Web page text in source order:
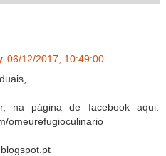
06/12/2017, 10:49:00
na página de facebook aqui:
omeurefugioculinario